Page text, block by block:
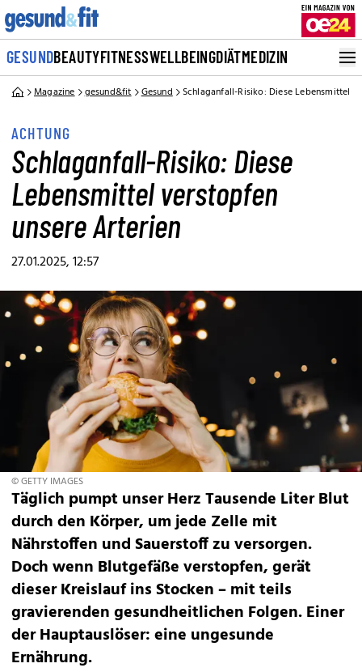
GESUNDBEAUTYFITNESSWELLBEINGDIÄTMEDIZIN
Magazine gesund&fit Gesund Schlaganfall-Risiko: Diese Lebensmittel
ACHTUNG
Schlaganfall-Risiko: Diese
Lebensmittel verstopfen
unsere Arterien
27.01.2025, 12:57
© GETTY IMAGES
Täglich pumpt unser Herz Tausende Liter Blut
durch den Körper, um jede Zelle mit
Nährstoffen und Sauerstoff zu versorgen.
Doch wenn Blutgefäße verstopfen, gerät
dieser Kreislauf ins Stocken – mit teils
gravierenden gesundheitlichen Folgen. Einer
der Hauptauslöser: eine ungesunde
Ernährung.